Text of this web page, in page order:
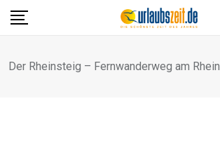
Skip
Der Rheinsteig – Fernwanderweg am Rhein